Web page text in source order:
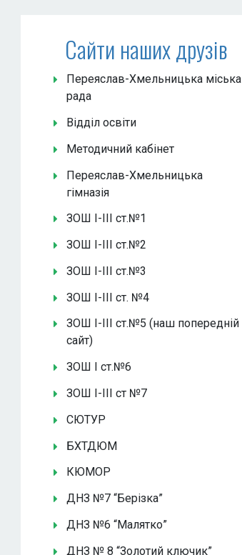
Сайти наших друзів
Переяслав-Хмельницька міська
рада
Відділ освіти
Методичний кабінет
Переяслав-Хмельницька
гімназія
ЗОШ І-ІІІ ст.№1
ЗОШ І-ІІІ ст.№2
ЗОШ І-ІІІ ст.№3
ЗОШ І-ІІІ ст. №4
ЗОШ І-ІІІ ст.№5 (наш попередній
сайт)
ЗОШ І ст.№6
ЗОШ І-ІІІ ст №7
СЮТУР
БХТДЮМ
КЮМОР
ДНЗ №7 “Берізка”
ДНЗ №6 “Малятко”
ДНЗ № 8 “Золотий ключик”